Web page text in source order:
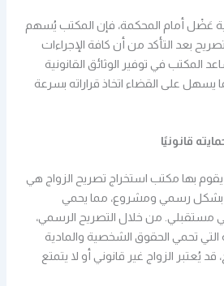
عَضْل أمام المحكمة، فإن المكتب يُسهم
بعد التأكد من أن كافة الإجراءات
المكتب في توفير الوثائق القانونية
على القضاء اتخاذ قراراته بسرعة
يقوم بها مكتب استخراج تصريح الزواج هي
بشكل رسمي ومشروع، مما يحمي
مستقبلي. من خلال التصريح الرسمي،
التي تحمي الحقوق الشخصية والمادية
يُعتبر الزواج غير قانوني أو لا يتمتع